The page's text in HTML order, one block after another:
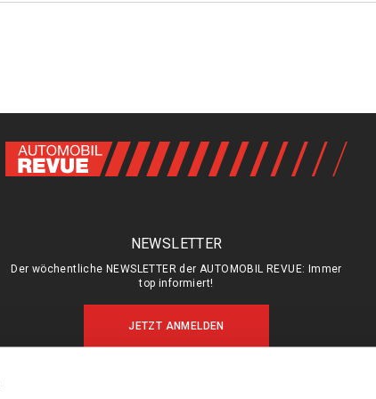
NEWSLETTER
Der wöchentliche NEWSLETTER der AUTOMOBIL REVUE: Immer
top informiert!
JETZT ANMELDEN